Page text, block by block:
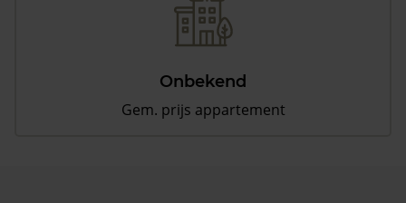
Onbekend
Gem. prijs appartement